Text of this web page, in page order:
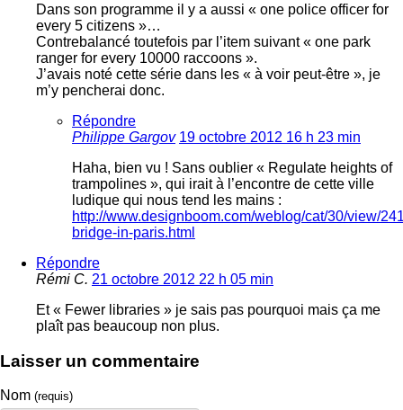
Dans son programme il y a aussi « one police officer for
every 5 citizens »…
Contrebalancé toutefois par l’item suivant « one park
ranger for every 10000 raccoons ».
J’avais noté cette série dans les « à voir peut-être », je
m’y pencherai donc.
Répondre
Philippe Gargov 19 octobre 2012 16 h 23 min
Haha, bien vu ! Sans oublier « Regulate heights of
trampolines », qui irait à l’encontre de cette ville
ludique qui nous tend les mains :
http://www.designboom.com/weblog/cat/30/view/
bridge-in-paris.html
Répondre
Rémi C. 21 octobre 2012 22 h 05 min
Et « Fewer libraries » je sais pas pourquoi mais ça me
plaît pas beaucoup non plus.
Laisser un commentaire
Nom (requis)